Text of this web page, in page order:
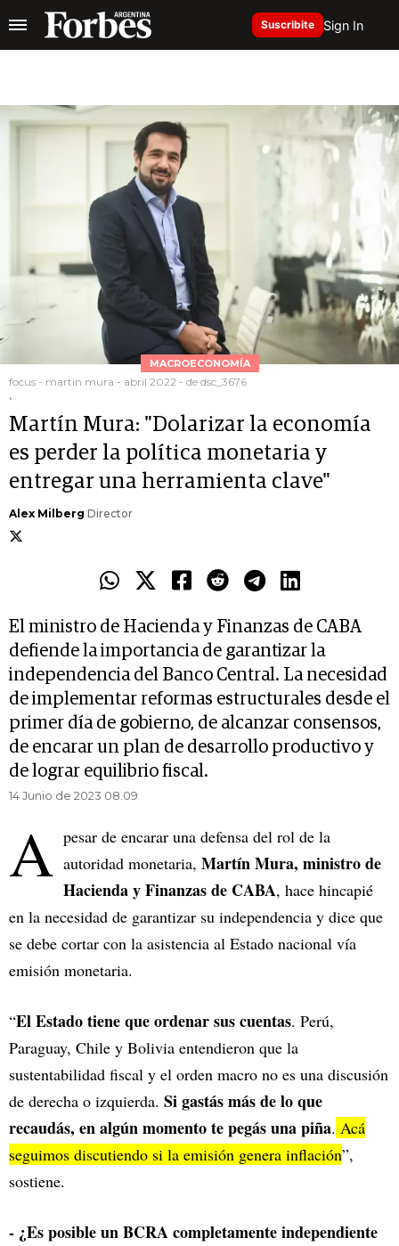
Suscribite Sign In
MACROECONOMÍA
focus - martin mura - abril 2022 - de dsc_3676
.
Martín Mura: "Dolarizar la economía
es perder la política monetaria y
entregar una herramienta clave"
Alex Milberg Director
El ministro de Hacienda y Finanzas de CABA
defiende la importancia de garantizar la
independencia del Banco Central. La necesidad
de implementar reformas estructurales desde el
primer día de gobierno, de alcanzar consensos,
de encarar un plan de desarrollo productivo y
de lograr equilibrio fiscal.
14 Junio de 2023 08.09
A pesar de encarar una defensa del rol de la
autoridad monetaria, Martín Mura, ministro de
Hacienda y Finanzas de CABA, hace hincapié
en la necesidad de garantizar su independencia y dice que
se debe cortar con la asistencia al Estado nacional vía
emisión monetaria.
“El Estado tiene que ordenar sus cuentas. Perú,
Paraguay, Chile y Bolivia entendieron que la
sustentabilidad fiscal y el orden macro no es una discusión
de derecha o izquierda. Si gastás más de lo que
recaudás, en algún momento te pegás una piña. Acá
seguimos discutiendo si la emisión genera inflación”,
sostiene.
- ¿Es posible un BCRA completamente independiente